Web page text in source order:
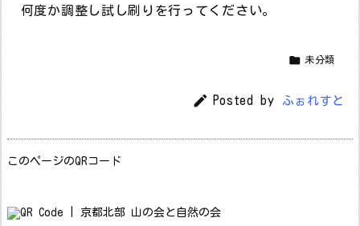
何度か調整し試し刷りを行ってください。
 未分類
 Posted by ふぉれすと
このページのQRコード